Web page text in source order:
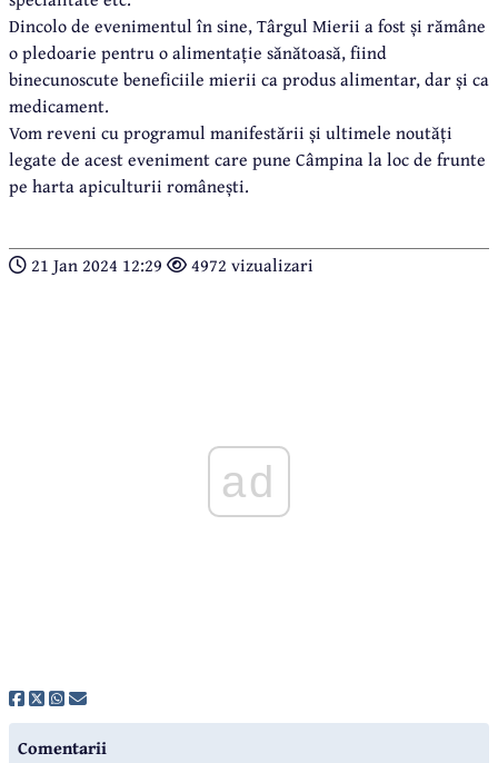
Dincolo de evenimentul în sine, Târgul Mierii a fost și rămâne
o pledoarie pentru o alimentație sănătoasă, fiind
binecunoscute beneficiile mierii ca produs alimentar, dar și ca
medicament.
Vom reveni cu programul manifestării și ultimele noutăți
legate de acest eveniment care pune Câmpina la loc de frunte
pe harta apiculturii românești.
21 Jan 2024 12:29 4972 vizualizari
ad
Comentarii